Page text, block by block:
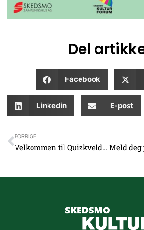
Del
Facebook
Linkedin E-post
Prev
FORRIGE
Velkommen til Quizkveld i Husebylåven